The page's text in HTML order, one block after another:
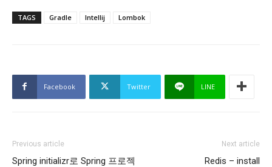
TAGS Gradle Intellij Lombok
Facebook Twitter LINE
Previous article
Spring initializr로 Spring 프로젝
Next article
Redis – install